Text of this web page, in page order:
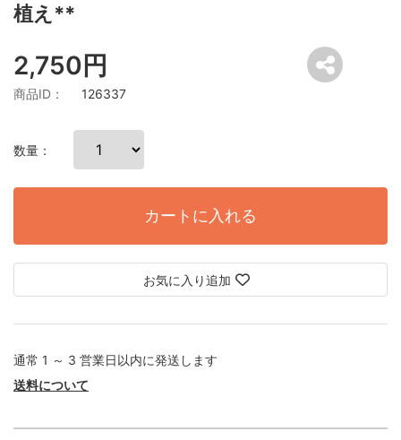
植え**
2,750円
商品ID： 126337
数量：
カートに入れる
お気に入り追加
通常 1 ～ 3 営業日以内に発送します
送料について